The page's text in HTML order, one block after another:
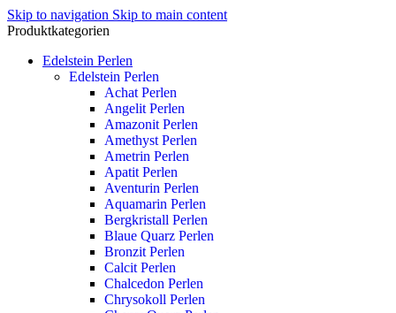
Skip to navigation Skip to main content
Produktkategorien
Edelstein Perlen
Edelstein Perlen
Achat Perlen
Angelit Perlen
Amazonit Perlen
Amethyst Perlen
Ametrin Perlen
Apatit Perlen
Aventurin Perlen
Aquamarin Perlen
Bergkristall Perlen
Blaue Quarz Perlen
Bronzit Perlen
Calcit Perlen
Chalcedon Perlen
Chrysokoll Perlen